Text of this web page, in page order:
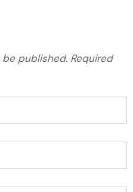
be published. Required